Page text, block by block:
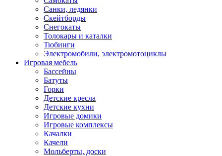
Санки, ледянки
Скейтборды
Снегокаты
Толокары и каталки
Тюбинги
Электромобили, электромотоциклы
Игровая мебель
Бассейны
Батуты
Горки
Детские кресла
Детские кухни
Игровые домики
Игровые комплексы
Качалки
Качели
Мольберты, доски